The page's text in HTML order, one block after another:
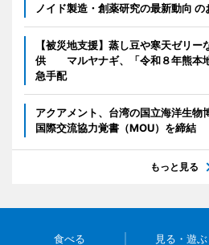
ノイド製造・創薬研究の最新動向 の
【被災地支援】蒸し豆や寒天ゼリ
供 マルヤナギ、「令和８年熊本
急手配
アクアメント、台湾の国立海洋生物
国際交流協力覚書（MOU）を締結
もっと見る
食べる 見る・遊ぶ